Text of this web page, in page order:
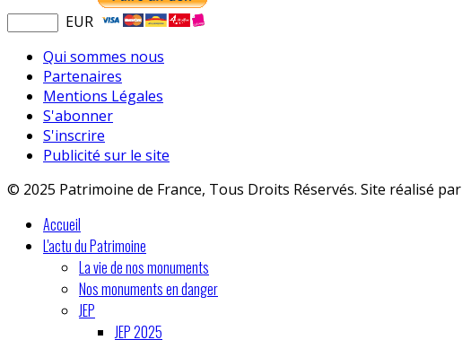
EUR
Qui sommes nous
Partenaires
Mentions Légales
S'abonner
S'inscrire
Publicité sur le site
© 2025 Patrimoine de France, Tous Droits Réservés. Site réalisé par
Accueil
L'actu du Patrimoine
La vie de nos monuments
Nos monuments en danger
JEP
JEP 2025